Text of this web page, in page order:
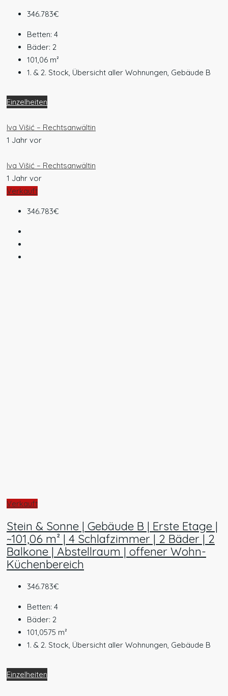
346.783€
Betten: 4
Bäder: 2
101,06 m²
1. & 2. Stock, Übersicht aller Wohnungen, Gebäude B
Einzelheiten
Iva Višić – Rechtsanwältin
1 Jahr vor
Iva Višić – Rechtsanwältin
1 Jahr vor
Verkauft
346.783€
Verkauft
Stein & Sonne | Gebäude B | Erste Etage |
~101,06 m² | 4 Schlafzimmer | 2 Bäder | 2
Balkone | Abstellraum | offener Wohn-
Küchenbereich
346.783€
Betten: 4
Bäder: 2
101,0575 m²
1. & 2. Stock, Übersicht aller Wohnungen, Gebäude B
Einzelheiten